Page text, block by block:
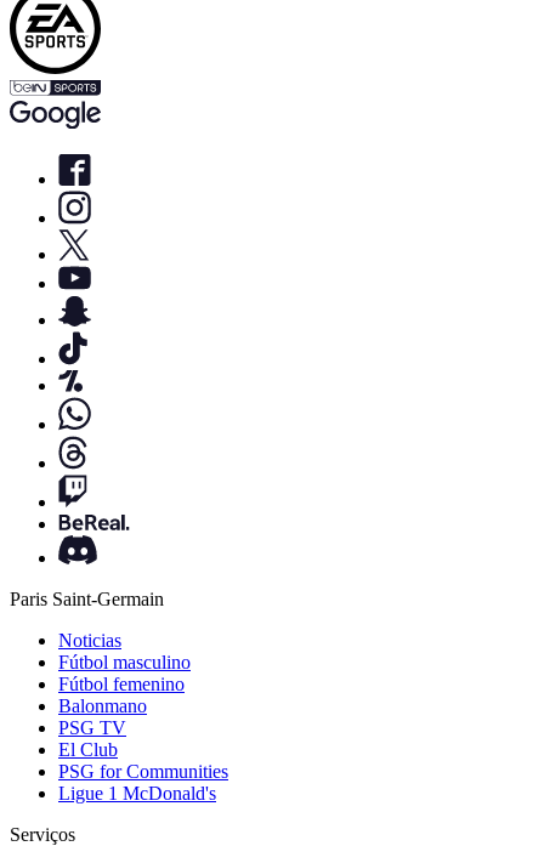
Paris Saint-Germain
Noticias
Fútbol masculino
Fútbol femenino
Balonmano
PSG TV
El Club
PSG for Communities
Ligue 1 McDonald's
Serviços